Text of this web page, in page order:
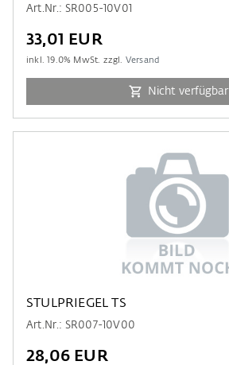
Art.Nr.: SR005-10V01
33,01 EUR
inkl.19.0% MwSt. zzgl. Versand
Nicht verfügbar
STULPRIEGEL TS
Art.Nr.: SR007-10V00
28,06 EUR